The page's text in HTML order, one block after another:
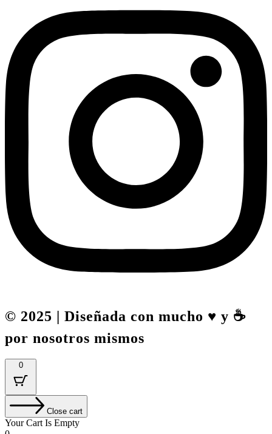
© 2025 | Diseñada con mucho ♥️ y ☕
por nosotros mismos
0
Close cart
Your Cart Is Empty